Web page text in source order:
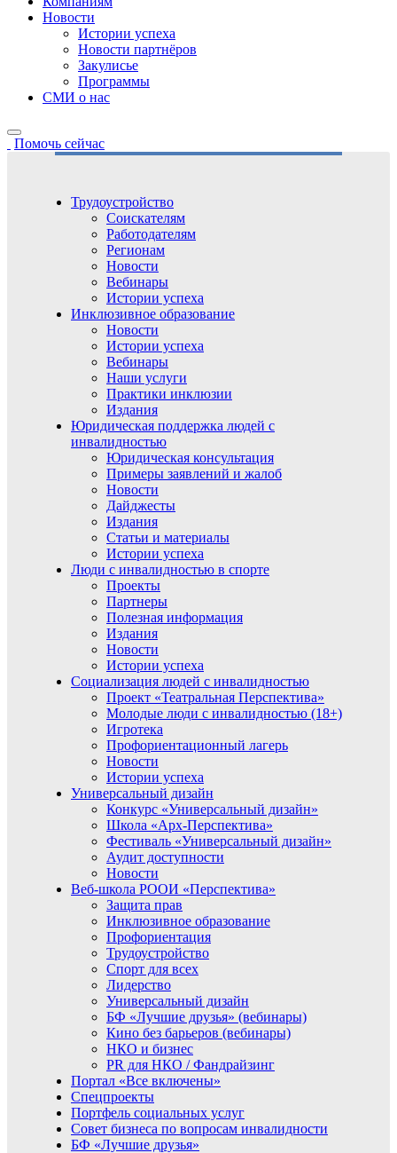
Новости
Истории успеха
Новости партнёров
Закулисье
Программы
СМИ о нас
Помочь сейчас
Трудоустройство
Соискателям
Работодателям
Регионам
Новости
Вебинары
Истории успеха
Инклюзивное образование
Новости
Истории успеха
Вебинары
Наши услуги
Практики инклюзии
Издания
Юридическая поддержка людей с
инвалидностью
Юридическая консультация
Примеры заявлений и жалоб
Новости
Дайджесты
Издания
Статьи и материалы
Истории успеха
Люди с инвалидностью в спорте
Проекты
Партнеры
Полезная информация
Издания
Новости
Истории успеха
Социализация людей с инвалидностью
Проект «Театральная Перспектива»
Молодые люди с инвалидностью (18+)
Игротека
Профориентационный лагерь
Новости
Истории успеха
Универсальный дизайн
Конкурс «Универсальный дизайн»
Школа «Арх-Перспектива»
Фестиваль «Универсальный дизайн»
Аудит доступности
Новости
Веб-школа РООИ «Перспектива»
Защита прав
Инклюзивное образование
Профориентация
Трудоустройство
Спорт для всех
Лидерство
Универсальный дизайн
БФ «Лучшие друзья» (вебинары)
Кино без барьеров (вебинары)
НКО и бизнес
PR для НКО / Фандрайзинг
Портал «Все включены»
Спецпроекты
Портфель социальных услуг
Совет бизнеса по вопросам инвалидности
БФ «Лучшие друзья»